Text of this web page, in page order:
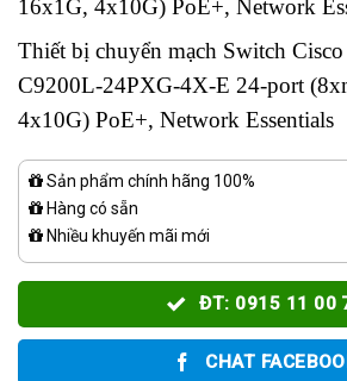
16x1G, 4x10G) PoE+, Network
Thiết bị chuyển mạch Switch
C9200L-24PXG-4X-E 24-port
4x10G) PoE+, Network Essentials
Sản phẩm chính hãng 100%
Hàng có sẵn
Nhiều khuyến mãi mới
ĐT: 0915 11 00
CHAT